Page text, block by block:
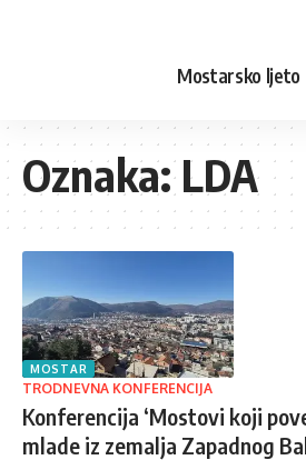
Mostarsko ljeto
Oznaka:LDA
MOSTAR
TRODNEVNA KONFERENCIJA
Konferencija ‘Mostovi koji
mlade iz zemalja Zapadnog